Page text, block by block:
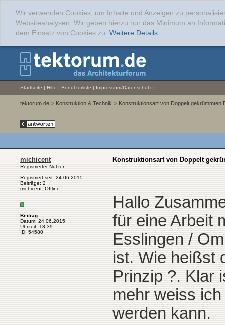
Wir verwenden Cookies, um Inhalte und Anzeigen zu
Websiteanalysen. Wir geben hierzu nur das Minimum an
dem Einsatz von Cookies zu. Weitere Details...
Startseite | Hilfe | Benutzerliste | Impressum/Datenschutz |
tektorum.de > Konstruktion & Technik > Konstruktionsart von Doppelt gekrümmten
michicent
Registrierter Nutzer
Registriert seit: 24.06.2015
Beiträge: 2
michicent: Offline
Beitrag
Datum: 24.06.2015
Uhrzeit: 18:39
ID: 54580
Konstruktionsart von Doppelt
Hallo
für eine Arbeit
Esslingen /
ist. Wie heißst
Prinzip ?. Klar
mehr weiss
werden kann.